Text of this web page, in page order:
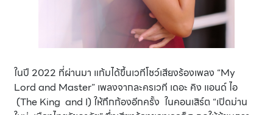
ในปี 2022 ที่ผ่านมา แก้มได้ขึ้นเวทีโชว์เสียงร้องเพลง “My
Lord and Master” เพลงจากละครเวที เดอะ คิง แอนด์ ไอ
(The King and I) ให้กึกก้องอีกครั้ง ในคอนเสิร์ต “เปิดม่าน